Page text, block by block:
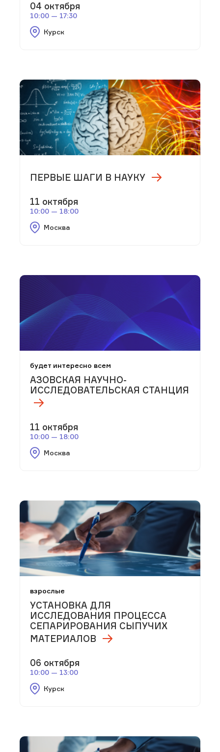
04 октября
10:00 — 17:30
Курск
ПЕРВЫЕ ШАГИ В НАУКУ
11 октября
10:00 — 18:00
Москва
будет интересно всем
АЗОВСКАЯ НАУЧНО-
ИССЛЕДОВАТЕЛЬСКАЯ СТАНЦИЯ
11 октября
10:00 — 18:00
Москва
взрослые
УСТАНОВКА ДЛЯ
ИССЛЕДОВАНИЯ ПРОЦЕССА
СЕПАРИРОВАНИЯ СЫПУЧИХ
МАТЕРИАЛОВ
06 октября
10:00 — 13:00
Курск